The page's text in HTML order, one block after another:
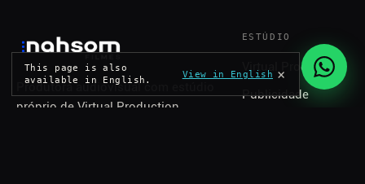
Produtora audiovisual com estúdio
próprio de Virtual Production.
ESTÚDIO
Virtual Production
Publicidade
This page is also
available in English.
View in English ×